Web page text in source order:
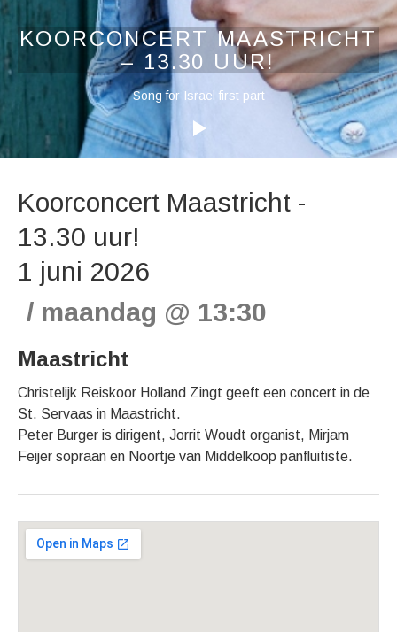
KOORCONCERT MAASTRICHT
– 13.30 UUR!
Audiospeler
Song for Israel first part
Koorconcert Maastricht -
13.30 uur!
1 juni 2026
maandag @ 13:30
Maastricht
Christelijk Reiskoor Holland Zingt geeft een concert in de
St. Servaas in Maastricht.
Peter Burger is dirigent, Jorrit Woudt organist, Mirjam
Feijer sopraan en Noortje van Middelkoop panfluitiste.